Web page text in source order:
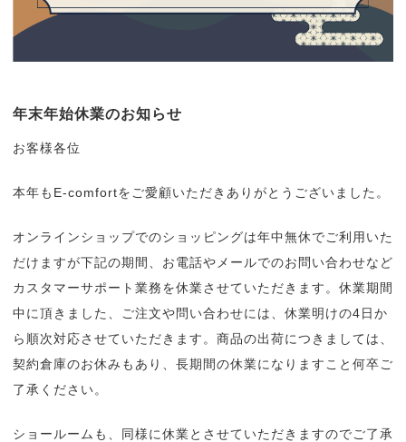
年末年始休業のお知らせ
お客様各位
本年もE-comfortをご愛顧いただきありがとうございました。
オンラインショップでのショッピングは年中無休でご利用いた
だけますが下記の期間、お電話やメールでのお問い合わせなど
カスタマーサポート業務を休業させていただきます。休業期間
中に頂きました、ご注文や問い合わせには、休業明けの4日か
ら順次対応させていただきます。商品の出荷につきましては、
契約倉庫のお休みもあり、長期間の休業になりますこと何卒ご
了承ください。
ショールームも、同様に休業とさせていただきますのでご了承